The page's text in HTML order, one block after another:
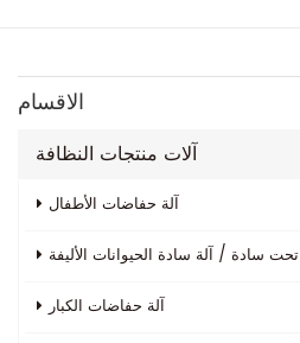
الاقسام
آلات منتجات النظافة
آلة حفاضات الأطفال
تحت سادة / آلة سادة الحيوانات الأليفة
آلة حفاضات الكبار